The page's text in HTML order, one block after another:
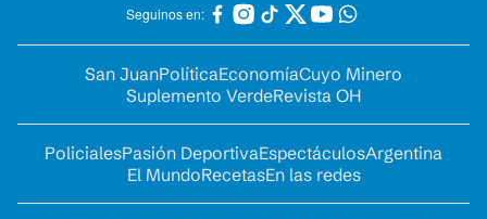
Seguinos en:
San JuanPolíticaEconomíaCuyo Minero
Suplemento VerdeRevista OH
PolicialesPasión DeportivaEspectáculosArgentina
El MundoRecetasEn las redes